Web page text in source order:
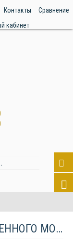
Контакты
Сравнение
кабинет
СИДЕНЬЕ ОТКИДНОЕ НАСТЕННОГО МОНТАЖА RAVAK OVO P